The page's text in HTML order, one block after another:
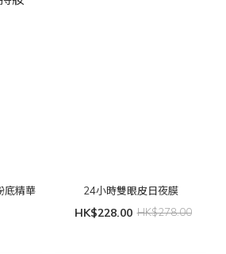
底精華
24小時雙眼皮日夜膜
HK$228.00 HK$278.00